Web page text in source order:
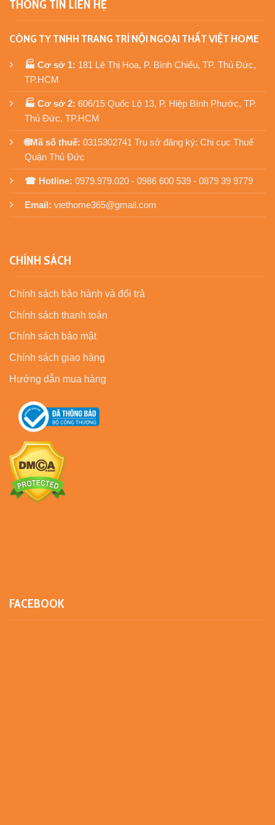
THÔNG TIN LIÊN HỆ
CÔNG TY TNHH TRANG TRÍ NỘI NGOẠI THẤT VIỆT HOME
🏭 Cơ sở 1: 181 Lê Thị Hoa, P. Bình Chiểu, TP. Thủ Đức,
TP.HCM
🏭 Cơ sở 2: 606/15 Quốc Lộ 13, P. Hiệp Bình Phước, TP.
Thủ Đức, TP.HCM
🌐Mã số thuế: 0315302741 Trụ sở đăng ký: Chi cục Thuế
Quận Thủ Đức
☎ Hotline: 0979.979.020 - 0986 600 539 - 0879 39 9779
Email: viethome365@gmail.com
CHÍNH SÁCH
Chính sách bảo hành và đổi trả
Chính sách thanh toán
Chính sách bảo mật
Chính sách giao hàng
Hướng dẫn mua hàng
FACEBOOK